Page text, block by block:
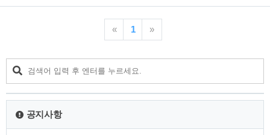
도 더 먼 거리를 날 수 있습니다. 아프리카의 어느 부족은 강을
건널 때 큰 돌을 머리에 이거나 가슴에 안고 강을 건넌다고 합니
을 건넌 사람은 그 무거운 돌로 인해 급류에 휩쓸리지 않고 무사
히 강을 건널 수 있는 반면, 그렇지 않은 사람은 강물에 휩쓸려
떠내려 가 버린다고 합니다. 이..
« 1 »
공지사항